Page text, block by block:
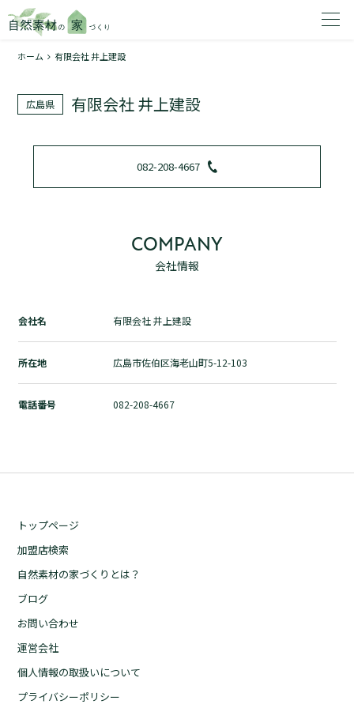
1
トップページ
加盟店検索
自然素材の家づくりとは？
ホーム 有限会社 井上建設
広島県 有限会社 井上建設
082-208-4667
COMPANY
会社情報
会社名 有限会社 井上建設
所在地 広島市佐伯区海老山町5-12-103
電話番号 082-208-4667
トップページ
加盟店検索
自然素材の家づくりとは？
ブログ
お問い合わせ
運営会社
個人情報の取扱いについて
プライバシーポリシー